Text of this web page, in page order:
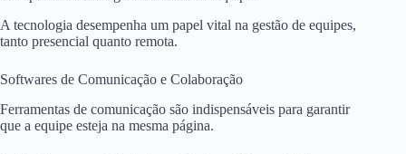
A tecnologia desempenha um papel vital na gestão de equipes,
tanto presencial quanto remota.
Softwares de Comunicação e Colaboração
Ferramentas de comunicação são indispensáveis para garantir
que a equipe esteja na mesma página.